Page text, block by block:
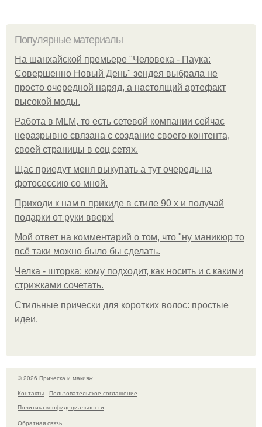
Популярные материалы
На шанхайской премьере "Человека - Паука:
Совершенно Новый День" зендея выбрала не
просто очередной наряд, а настоящий артефакт
высокой моды.
Работа в MLM, то есть сетевой компании сейчас
неразрывно связана с создание своего контента,
своей страницы в соц сетях.
Щас приедут меня выкупать а тут очередь на
фотосессию со мной.
Приходи к нам в прикиде в стиле 90 х и получай
подарки от руки вверх!
Мой ответ на комментарий о том, что "ну маникюр то
всё таки можно было бы сделать.
Челка - шторка: кому подходит, как носить и с какими
стрижками сочетать.
Стильные прически для коротких волос: простые
идеи.
© 2026 Прическа и макияж
Контакты
Пользовательское соглашение
Политика конфидециальности
Обратная связь